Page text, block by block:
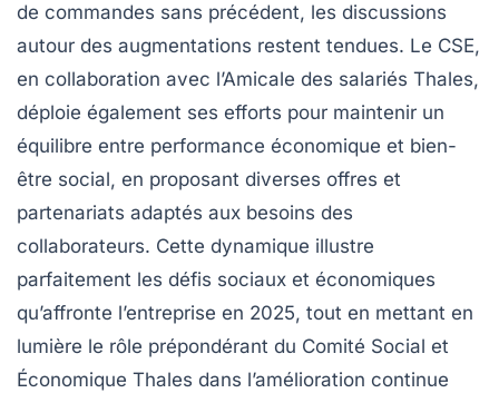
de commandes sans précédent, les discussions
autour des augmentations restent tendues. Le CSE,
en collaboration avec l’Amicale des salariés Thales,
déploie également ses efforts pour maintenir un
équilibre entre performance économique et bien-
être social, en proposant diverses offres et
partenariats adaptés aux besoins des
collaborateurs. Cette dynamique illustre
parfaitement les défis sociaux et économiques
qu’affronte l’entreprise en 2025, tout en mettant en
lumière le rôle prépondérant du Comité Social et
Économique Thales dans l’amélioration continue